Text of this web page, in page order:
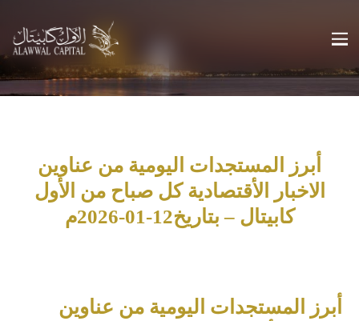
أبرز المستجدات اليومية من عناوين
الاخبار الأقتصادية كل صباح من الأول
كابيتال – بتاريخ12-01-2026م
أبرز المستجدات اليومية من عناوين